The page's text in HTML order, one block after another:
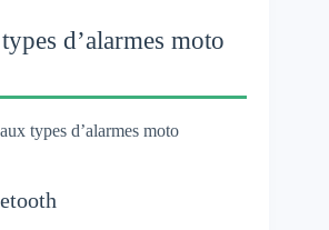
d’alarmes moto
types d’alarmes moto